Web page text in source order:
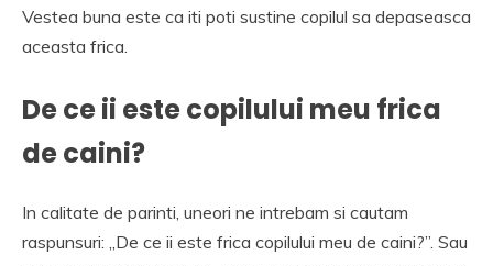
Vestea buna este ca iti poti sustine copilul sa depaseasca
aceasta frica.
De ce ii este copilului meu frica
de caini?
In calitate de parinti, uneori ne intrebam si cautam
raspunsuri: „De ce ii este frica copilului meu de caini?”. Sau